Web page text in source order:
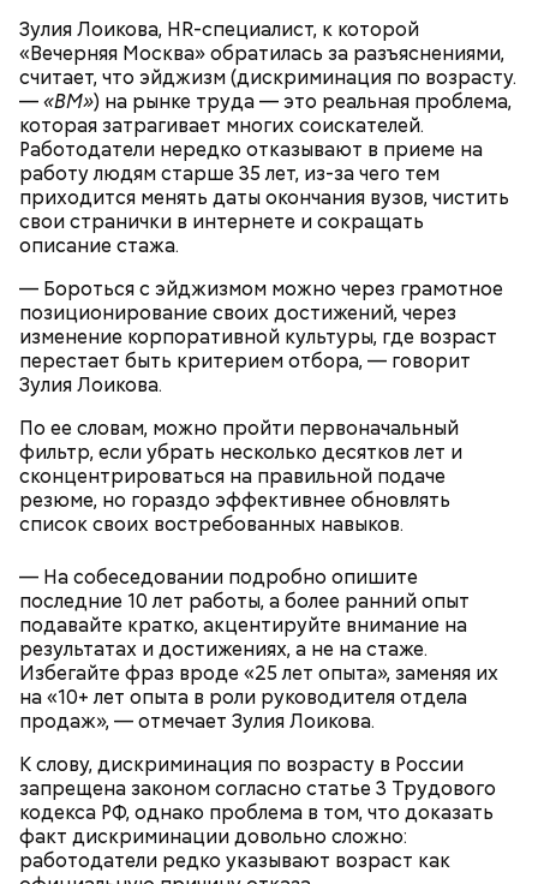
Зулия Лоикова, HR-специалист, к которой
«Вечерняя Москва» обратилась за разъяснениями,
считает, что эйджизм (дискриминация по возрасту.
—«ВМ») на рынке труда — это реальная проблема,
которая затрагивает многих соискателей.
Работодатели нередко отказывают в приеме на
работу людям старше 35 лет, из-за чего тем
приходится менять даты окончания вузов, чистить
свои странички в интернете и сокращать
описание стажа.
— Бороться с эйджизмом можно через грамотное
позиционирование своих достижений, через
изменение корпоративной культуры, где возраст
перестает быть критерием отбора, — говорит
Зулия Лоикова.
По ее словам, можно пройти первоначальный
фильтр, если убрать несколько десятков лет и
сконцентрироваться на правильной подаче
резюме, но гораздо эффективнее обновлять
список своих востребованных навыков.
— На собеседовании подробно опишите
последние 10 лет работы, а более ранний опыт
подавайте кратко, акцентируйте внимание на
результатах и достижениях, а не на стаже.
Избегайте фраз вроде «25 лет опыта», заменяя их
на «10+ лет опыта в роли руководителя отдела
продаж», — отмечает Зулия Лоикова.
К слову, дискриминация по возрасту в России
запрещена законом согласно статье 3 Трудового
кодекса РФ, однако проблема в том, что доказать
факт дискриминации довольно сложно:
работодатели редко указывают возраст как
курица;
кабачок;
— Восточный вариант блюда. Курицу обжариваем,
к ней добавляем соевый и рыбный соус. Дальше
нарезаем полосками, небольшими дольками. К нему
добавляем болгарский перец, морковь и быстро
обжариваем, — рассказал шеф-повар.
К обжаренным овощам можно добавить кисло-
сладкий соус, а затем добавить их к курице.
Получится очень вкусное блюдо.